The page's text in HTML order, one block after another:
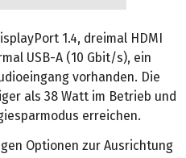
1.4, dreimal HDMI
USB-A (10 Gbit/s), ein
vorhanden. Die
als 38 Watt im Betrieb und
erreichen.
Optionen zur Ausrichtung